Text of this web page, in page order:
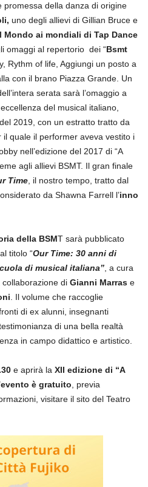
promessa della danza di origine
uno degli allievi di Gillian Bruce e
Mondo ai mondiali di Tap Dance
omaggi al repertorio dei “Bsmt
Rythm of life, Aggiungi un posto a
con il brano Piazza Grande. Un
serata sarà l’omaggio a
del musical italiano,
2019, con un estratto tratto da
il quale il performer aveva vestito i
nell’edizione del 2017 di “A
agli allievi BSMT. Il gran finale
Time, il nostro tempo, tratto dal
da Shawna Farrell l’inno
della BSMT sarà pubblicato
titolo “Our Time: 30 anni di
di musical italiana”, a cura
collaborazione di Gianni Marras e
. Il volume che raccoglie
di ex alunni, insegnanti
di una bella realtà
in campo didattico e artistico.
e aprirà la XII edizione di “A
evento è gratuito, previa
visitare il sito del Teatro